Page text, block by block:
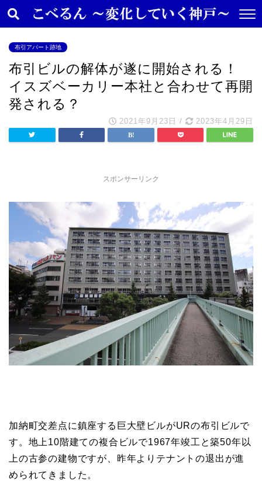
布引アパート跡地
布引ビルの解体が遂に開始される！
イスズベーカリー本社と合わせて再開
発される？
2021年9月23日 / 2023年4月29日
スポンサーリンク
加納町交差点に鎮座する巨大壁ビルがURの布引ビルで
す。地上10階建ての複合ビルで1967年竣工と築50年以
上の古参の建物ですが、昨年よりテナントの退出が進
められてきました。